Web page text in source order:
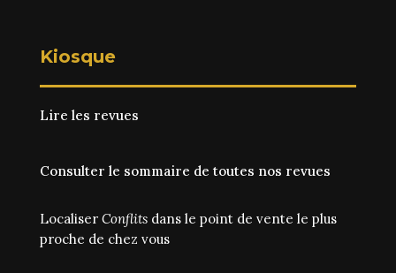
Kiosque
Lire les revues
Consulter le sommaire de toutes nos revues
Localiser Conflitsdans le point de vente le plus
proche de chez vous